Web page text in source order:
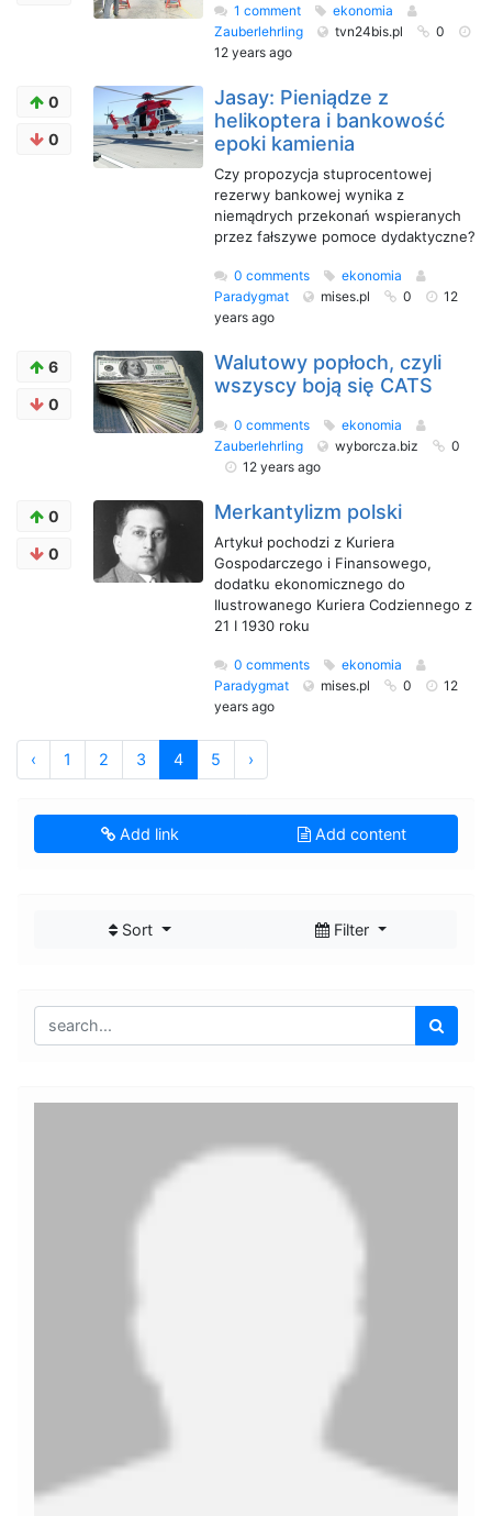
1 comment
ekonomia
Zauberlehrling
tvn24bis.pl
0
12 years ago
0
0
Jasay: Pieniądze z
helikoptera i bankowość
epoki kamienia
Czy propozycja stuprocentowej
rezerwy bankowej wynika z
niemądrych przekonań wspieranych
przez fałszywe pomoce dydaktyczne?
0 comments
ekonomia
Paradygmat
mises.pl 0
12
years ago
6
0
Walutowy popłoch, czyli
wszyscy boją się CATS
0 comments
ekonomia
Zauberlehrling
wyborcza.biz
0
12 years ago
0
0
Merkantylizm polski
Artykuł pochodzi z Kuriera
Gospodarczego i Finansowego,
dodatku ekonomicznego do
Ilustrowanego Kuriera Codziennego z
21 I 1930 roku
0 comments
ekonomia
Paradygmat
mises.pl 0
12
years ago
‹ 1 2 3 4 5 ›
Add link Add content
Sort Filter